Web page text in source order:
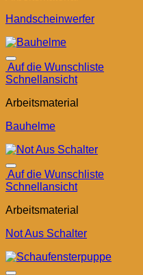
Handscheinwerfer
Auf die Wunschliste
Schnellansicht
Arbeitsmaterial
Bauhelme
Auf die Wunschliste
Schnellansicht
Arbeitsmaterial
Not Aus Schalter